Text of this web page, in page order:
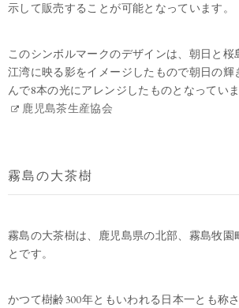
示して販売することが可能となっています。
このシンボルマークのデザインは、朝日と
江湾に映る影をイメージしたもので朝日の輝
んで8本の光にアレンジしたものとなっていま
鹿児島茶生産協会
霧島の大茶樹
霧島の大茶樹は、鹿児島県の北部、霧島牧園
とです。
かつて樹齢300年ともいわれる日本一とも称